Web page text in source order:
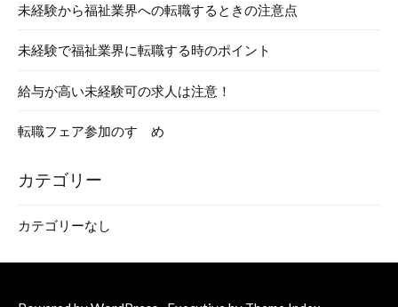
未経験から福祉業界への転職するときの注意点
未経験で福祉業界に転職する時のポイント
給与が高い未経験可の求人は注意！
転職フェア参加のすゝめ
カテゴリー
カテゴリーなし